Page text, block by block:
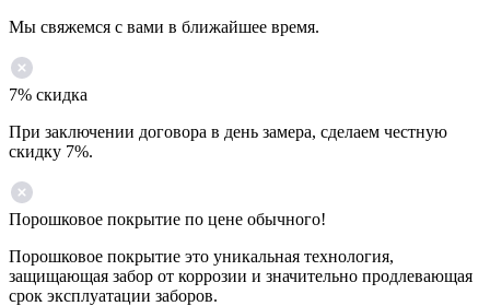
Мы свяжемся с вами в ближайшее время.
7% скидка
При заключении договора в день замера, сделаем честную
скидку 7%.
Порошковое покрытие по цене обычного!
Порошковое покрытие это уникальная технология,
защищающая забор от коррозии и значительно продлевающая
срок эксплуатации заборов.